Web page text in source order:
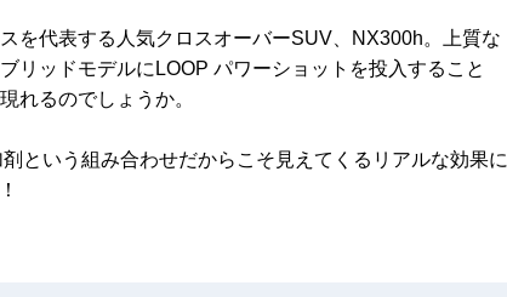
を代表する人気クロスオーバーSUV、NX300h。上質な
リッドモデルにLOOP パワーショットを投入すること
れるのでしょうか。
という組み合わせだからこそ見えてくるリアルな効果に